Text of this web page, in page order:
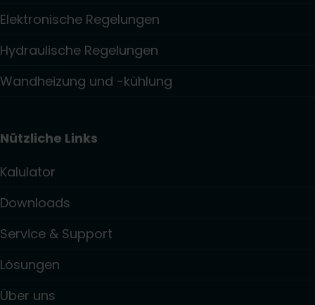
Elektronische Regelungen
Hydraulische Regelungen
Wandheizung und -kühlung
Nützliche Links
Kalulator
Downloads
Service & Support
Lösungen
Über uns